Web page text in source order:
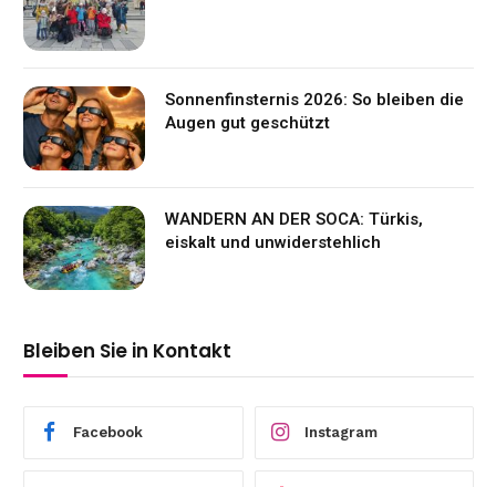
Sonnenfinsternis 2026: So bleiben die
Augen gut geschützt
WANDERN AN DER SOCA: Türkis,
eiskalt und unwiderstehlich
Bleiben Sie in Kontakt
Facebook Instagram